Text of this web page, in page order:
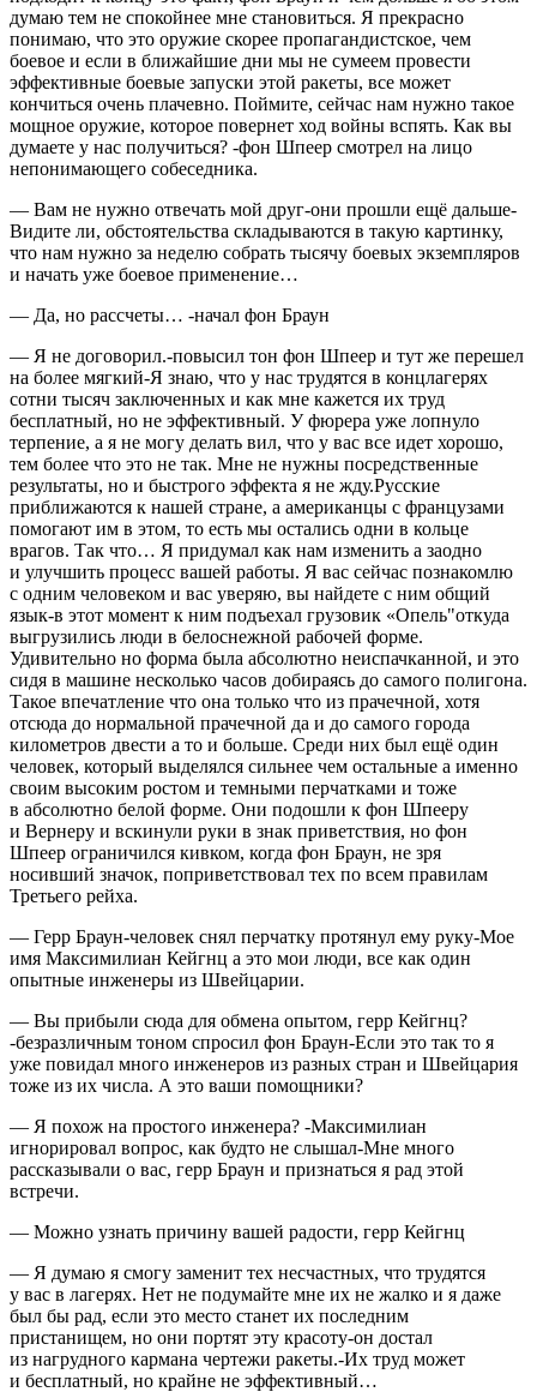
думаю тем не спокойнее мне становиться. Я прекрасно
понимаю, что это оружие скорее пропагандистское, чем
боевое и если в ближайшие дни мы не сумеем провести
эффективные боевые запуски этой ракеты, все может
кончиться очень плачевно. Поймите, сейчас нам нужно такое
мощное оружие, которое повернет ход войны вспять. Как вы
думаете у нас получиться? -фон Шпеер смотрел на лицо
непонимающего собеседника.
— Вам не нужно отвечать мой друг-они прошли ещё дальше-
Видите ли, обстоятельства складываются в такую картинку,
что нам нужно за неделю собрать тысячу боевых экземпляров
и начать уже боевое применение…
— Да, но рассчеты… -начал фон Браун
— Я не договорил.-повысил тон фон Шпеер и тут же перешел
на более мягкий-Я знаю, что у нас трудятся в концлагерях
сотни тысяч заключенных и как мне кажется их труд
бесплатный, но не эффективный. У фюрера уже лопнуло
терпение, а я не могу делать вил, что у вас все идет хорошо,
тем более что это не так. Мне не нужны посредственные
результаты, но и быстрого эффекта я не жду.Русские
приближаются к нашей стране, а американцы с французами
помогают им в этом, то есть мы остались одни в кольце
врагов. Так что… Я придумал как нам изменить а заодно
и улучшить процесс вашей работы. Я вас сейчас познакомлю
с одним человеком и вас уверяю, вы найдете с ним общий
язык-в этот момент к ним подъехал грузовик «Опель"откуда
выгрузились люди в белоснежной рабочей форме.
Удивительно но форма была абсолютно неиспачканной, и это
сидя в машине несколько часов добираясь до самого полигона.
Такое впечатление что она только что из прачечной, хотя
отсюда до нормальной прачечной да и до самого города
километров двести а то и больше. Среди них был ещё один
человек, который выделялся сильнее чем остальные а именно
своим высоким ростом и темными перчатками и тоже
в абсолютно белой форме. Они подошли к фон Шпееру
и Вернеру и вскинули руки в знак приветствия, но фон
Шпеер ограничился кивком, когда фон Браун, не зря
носивший значок, поприветствовал тех по всем правилам
Третьего рейха.
— Герр Браун-человек снял перчатку протянул ему руку-Мое
имя Максимилиан Кейгнц а это мои люди, все как один
опытные инженеры из Швейцарии.
— Вы прибыли сюда для обмена опытом, герр Кейгнц?
-безразличным тоном спросил фон Браун-Если это так то я
уже повидал много инженеров из разных стран и Швейцария
тоже из их числа. А это ваши помощники?
— Я похож на простого инженера? -Максимилиан
игнорировал вопрос, как будто не слышал-Мне много
рассказывали о вас, герр Браун и признаться я рад этой
встречи.
— Можно узнать причину вашей радости, герр Кейгнц
— Я думаю я смогу заменит тех несчастных, что трудятся
у вас в лагерях. Нет не подумайте мне их не жалко и я даже
был бы рад, если это место станет их последним
пристанищем, но они портят эту красоту-он достал
из нагрудного кармана чертежи ракеты.-Их труд может
и бесплатный, но крайне не эффективный…